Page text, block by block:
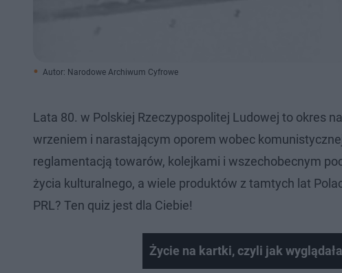
Autor: Narodowe Archiwum Cyfrowe
Lata 80. w Polskiej Rzeczypospolitej Ludowej to okres
wrzeniem i narastającym oporem wobec
reglamentacją towarów, kolejkami i wszechobecnym
życia kulturalnego, a wiele produktów z tamtych lat
PRL? Ten quiz jest dla Ciebie!
Życie na kartki, czyli jak